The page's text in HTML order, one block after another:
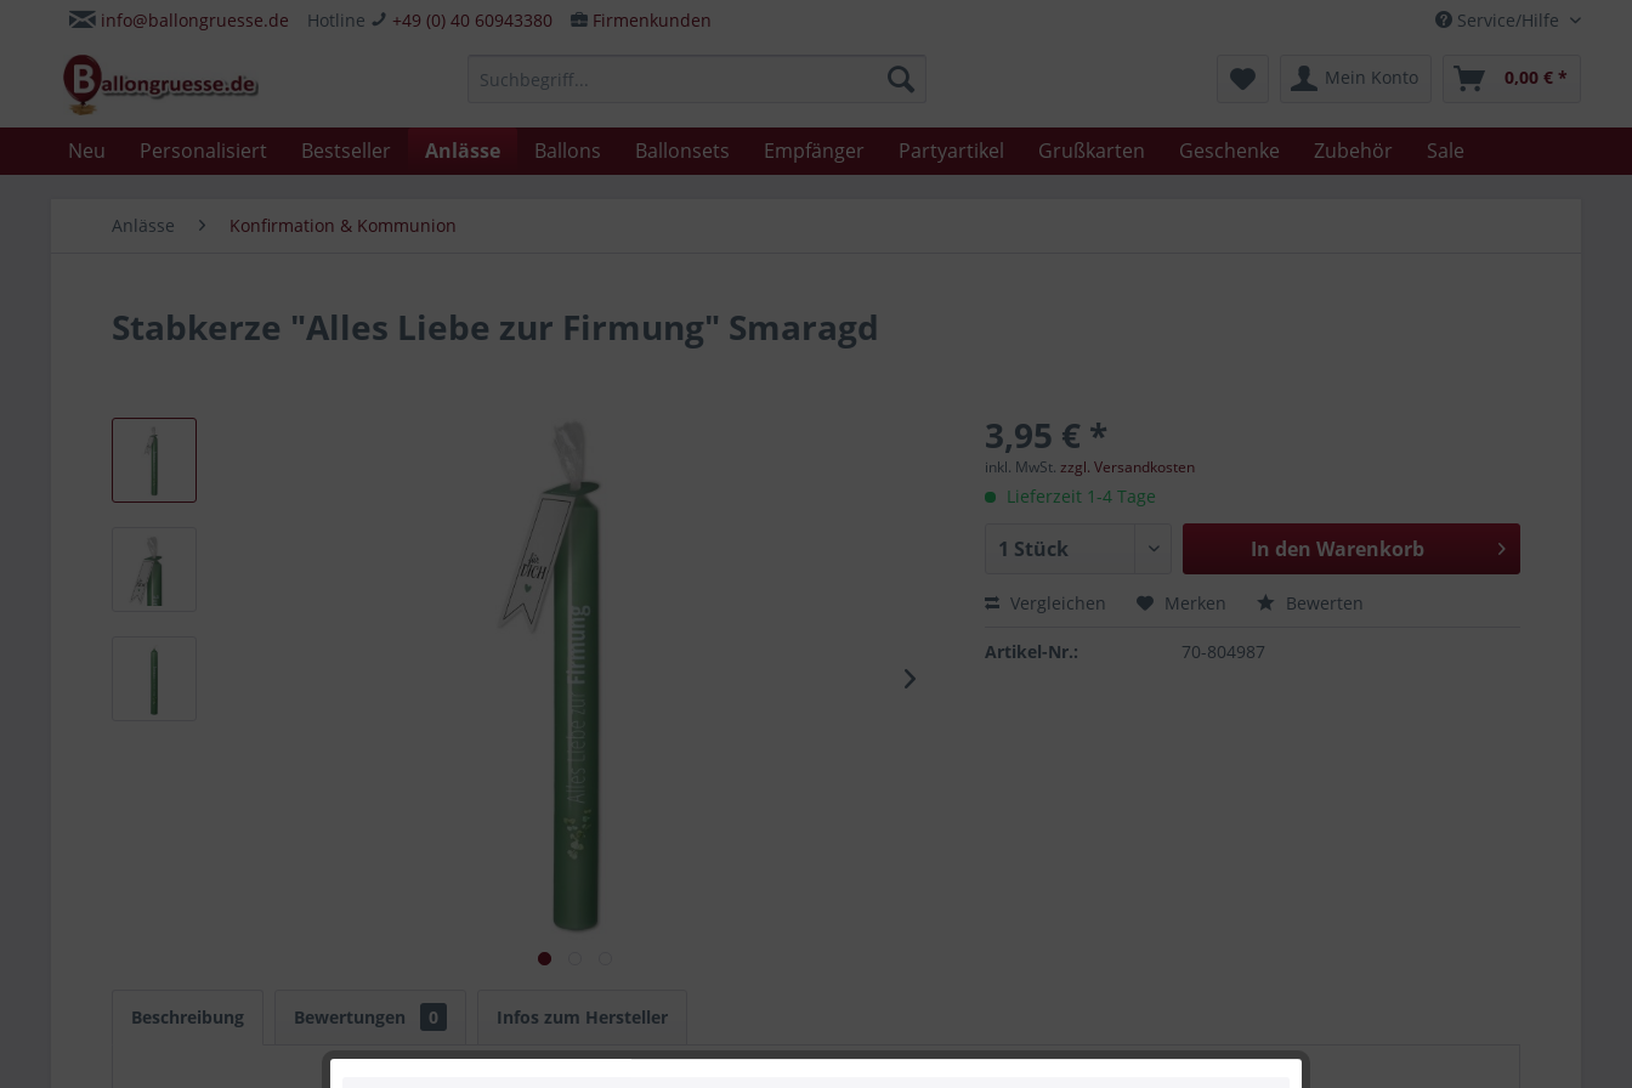
Service/Hilfe
info@ballongruesse.de Hotline +49 (0) 40 60943380 Firmenkunden
Mein Konto 0,00 € *
Neu Personalisiert Bestseller Anlässe Ballons Ballonsets Empfänger Partyartikel Grußkarten Geschenke Zubehör Sale
Anlässe Konfirmation & Kommunion
Stabkerze "Alles Liebe zur Firmung" Smaragd
3,95 € *
inkl. MwSt.zzgl. Versandkosten
Lieferzeit 1-4 Tage
In den Warenkorb
Vergleichen Merken Bewerten
Artikel-Nr.: 70-804987
Beschreibung Bewertungen 0 Infos zum Hersteller